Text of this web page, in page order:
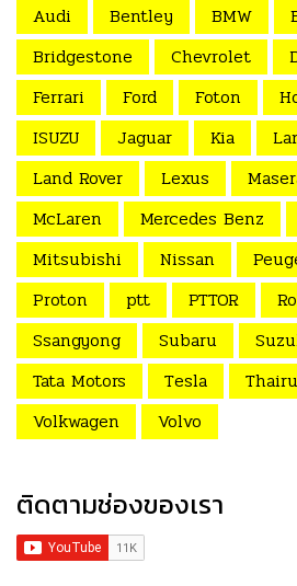
Audi
Bentley BMW
Bridgestone
Chevrolet
Ferrari
Ford Foton
ISUZU
Jaguar Kia
Land Rover
Lexus
McLaren
Mercedes Benz
Mitsubishi
Nissan
Proton
ptt PTTOR
Ssangyong
Subaru
Tata Motors
Tesla
Volkwagen
Volvo
ติดตามช่องของเรา